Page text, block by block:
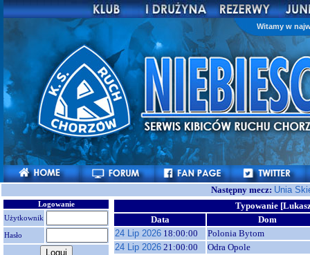
Witamy w
Następny mecz: Unia
Logowanie
Użytkownik
Hasło
Typowanie
Data
Dom
24 Lip 2026 18:00:00
Polonia Bytom
24 Lip 2026 21:00:00
Odra Opole